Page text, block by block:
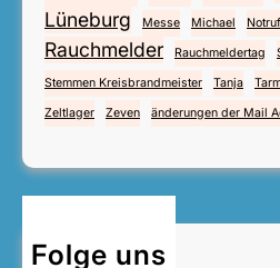
Lüneburg
Messe Michael Notruf
Rauchmelder Rauchmeldertag
Stemmen Kreisbrandmeister Tanja
Zeltlager Zeven änderungen der Mail
Folge uns